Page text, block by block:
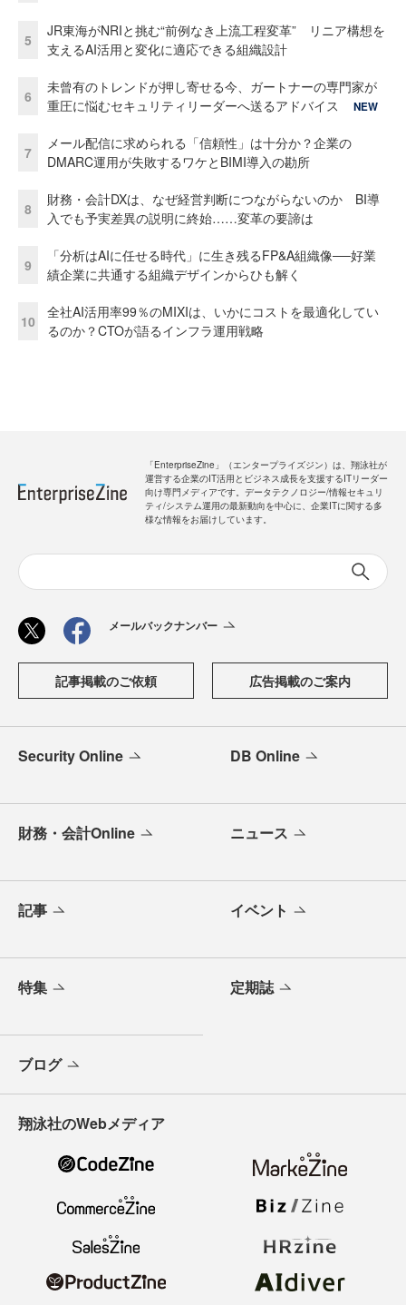
5
JR東海がNRIと挑む“前例なき上流工程変革” リニア構想を
支えるAI活用と変化に適応できる組織設計
6
未曾有のトレンドが押し寄せる今、ガートナーの専門家が
重圧に悩むセキュリティリーダーへ送るアドバイス
NEW
7
メール配信に求められる「信頼性」は十分か？企業の
DMARC運用が失敗するワケとBIMI導入の勘所
8
財務・会計DXは、なぜ経営判断につながらないのか BI導
入でも予実差異の説明に終始……変革の要諦は
9
「分析はAIに任せる時代」に生き残るFP&A組織像──好業
績企業に共通する組織デザインからひも解く
10
全社AI活用率99％のMIXIは、いかにコストを最適化してい
るのか？CTOが語るインフラ運用戦略
「EnterpriseZine」（エンタープライズジン）は、翔泳社が
運営する企業のIT活用とビジネス成長を支援するITリーダー
向け専門メディアです。データテクノロジー/情報セキュリ
ティ/システム運用の最新動向を中心に、企業ITに関する多
様な情報をお届けしています。
メールバックナンバー
記事掲載のご依頼 広告掲載のご案内
Security Online DB Online
財務・会計Online ニュース
記事 イベント
特集 定期誌
ブログ
翔泳社のWebメディア